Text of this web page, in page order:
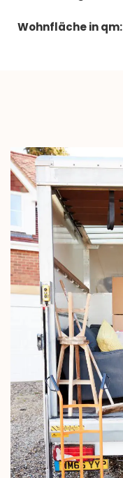
Wohnfläche in qm: